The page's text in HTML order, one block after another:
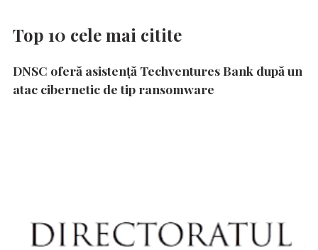
Top 10 cele mai citite
DNSC oferă asistență Techventures Bank după un
atac cibernetic de tip ransomware